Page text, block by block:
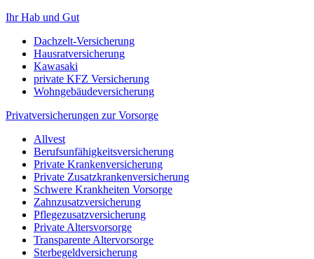
Ihr Hab und Gut
Dachzelt-Versicherung
Hausratversicherung
Kawasaki
private KFZ Versicherung
Wohngebäudeversicherung
Privatversicherungen zur Vorsorge
Allvest
Berufsunfähigkeitsversicherung
Private Krankenversicherung
Private Zusatzkrankenversicherung
Schwere Krankheiten Vorsorge
Zahnzusatzversicherung
Pflegezusatzversicherung
Private Altersvorsorge
Transparente Altervorsorge
Sterbegeldversicherung